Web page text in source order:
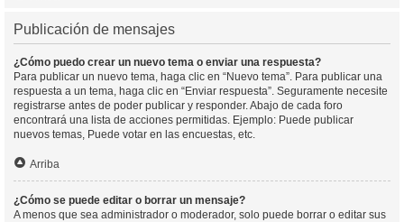
Publicación de mensajes
¿Cómo puedo crear un nuevo tema o enviar una respuesta?
Para publicar un nuevo tema, haga clic en “Nuevo tema”. Para publicar una
respuesta a un tema, haga clic en “Enviar respuesta”. Seguramente necesite
registrarse antes de poder publicar y responder. Abajo de cada foro
encontrará una lista de acciones permitidas. Ejemplo: Puede publicar
nuevos temas, Puede votar en las encuestas, etc.
Arriba
¿Cómo se puede editar o borrar un mensaje?
A menos que sea administrador o moderador, solo puede borrar o editar sus